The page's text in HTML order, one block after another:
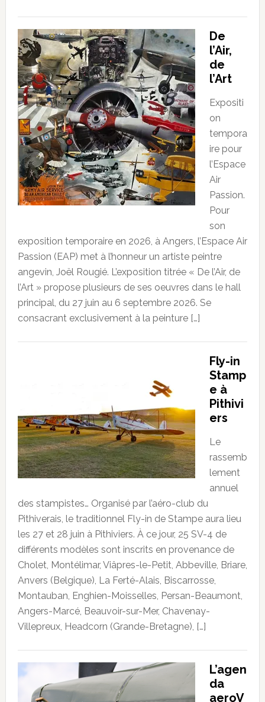
De
l’Air,
de
l’Art
Expositi
on
tempora
ire pour
l’Espace
Air
Passion.
Pour
son
exposition temporaire en 2026, à Angers, l’Espace Air
Passion (EAP) met à l’honneur un artiste peintre
angevin, Joël Rougié. L’exposition titrée « De l’Air, de
l’Art » propose plusieurs de ses oeuvres dans le hall
principal, du 27 juin au 6 septembre 2026. Se
consacrant exclusivement à la peinture […]
Fly-in
Stamp
e à
Pithivi
ers
Le
rassemb
lement
annuel
des stampistes… Organisé par l’aéro-club du
Pithiverais, le traditionnel Fly-in de Stampe aura lieu
les 27 et 28 juin à Pithiviers. À ce jour, 25 SV-4 de
différents modèles sont inscrits en provenance de
Cholet, Montélimar, Viâpres-le-Petit, Abbeville, Briare,
Anvers (Belgique), La Ferté-Alais, Biscarrosse,
Montauban, Enghien-Moisselles, Persan-Beaumont,
Angers-Marcé, Beauvoir-sur-Mer, Chavenay-
Villepreux, Headcorn (Grande-Bretagne), […]
L’agen
da
aeroV